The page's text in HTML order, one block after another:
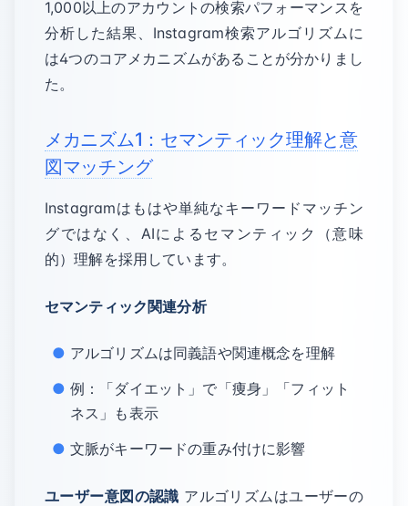
1,000以上のアカウントの検索パフォーマンスを
分析した結果、Instagram検索アルゴリズムに
は4つのコアメカニズムがあることが分かりまし
た。
メカニズム1：セマンティック理解と意
図マッチング
Instagramはもはや単純なキーワードマッチン
グではなく、AIによるセマンティック（意味
的）理解を採用しています。
セマンティック関連分析
アルゴリズムは同義語や関連概念を理解
例：「ダイエット」で「痩身」「フィット
ネス」も表示
文脈がキーワードの重み付けに影響
ユーザー意図の認識 アルゴリズムはユーザーの